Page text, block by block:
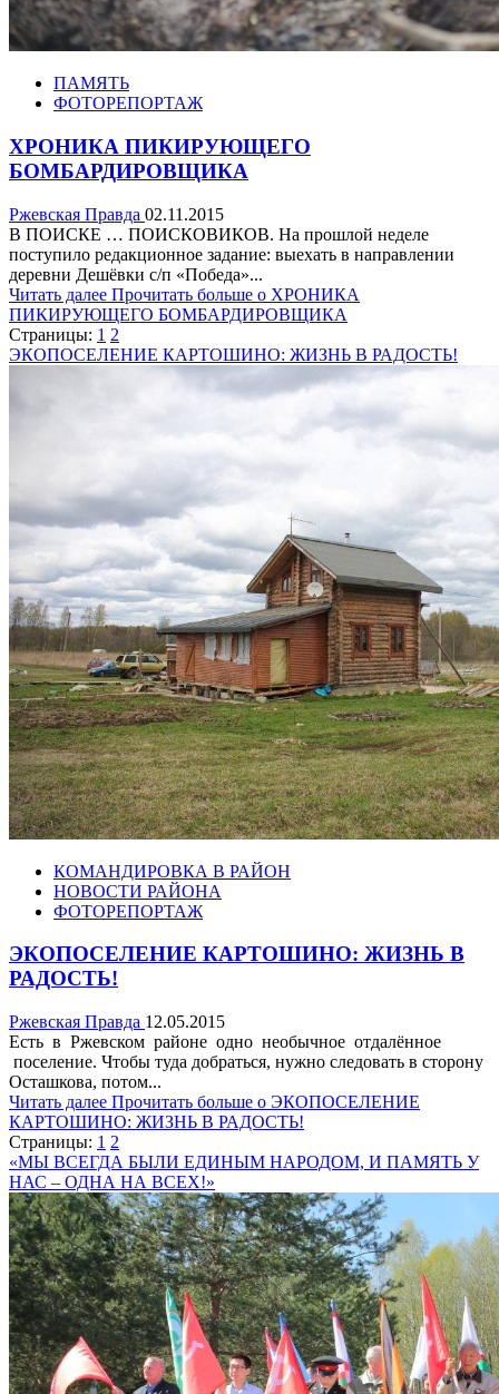
ПАМЯТЬ
ФОТОРЕПОРТАЖ
ХРОНИКА ПИКИРУЮЩЕГО
БОМБАРДИРОВЩИКА
Ржевская Правда 02.11.2015
В ПОИСКЕ … ПОИСКОВИКОВ. На прошлой неделе
поступило редакционное задание: выехать в направлении
деревни Дешёвки с/п «Победа»...
Читать далее Прочитать больше о ХРОНИКА
ПИКИРУЮЩЕГО БОМБАРДИРОВЩИКА
Страницы: 1 2
ЭКОПОСЕЛЕНИЕ КАРТОШИНО: ЖИЗНЬ В РАДОСТЬ!
КОМАНДИРОВКА В РАЙОН
НОВОСТИ РАЙОНА
ФОТОРЕПОРТАЖ
ЭКОПОСЕЛЕНИЕ КАРТОШИНО: ЖИЗНЬ В
РАДОСТЬ!
Ржевская Правда 12.05.2015
Есть в Ржевском районе одно необычное отдалённое
поселение. Чтобы туда добраться, нужно следовать в сторону
Осташкова, потом...
Читать далее Прочитать больше о ЭКОПОСЕЛЕНИЕ
КАРТОШИНО: ЖИЗНЬ В РАДОСТЬ!
Страницы: 1 2
«МЫ ВСЕГДА БЫЛИ ЕДИНЫМ НАРОДОМ, И ПАМЯТЬ У
НАС – ОДНА НА ВСЕХ!»